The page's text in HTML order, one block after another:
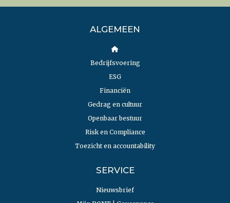
ALGEMEEN
Bedrijfsvoering
ESG
Financiën
Gedrag en cultuur
Openbaar bestuur
Risk en Compliance
Toezicht en accountability
SERVICE
Nieuwsbrief